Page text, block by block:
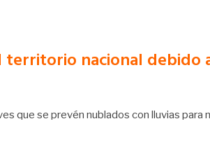
nacional debido
que se prevén nublados con lluvias para